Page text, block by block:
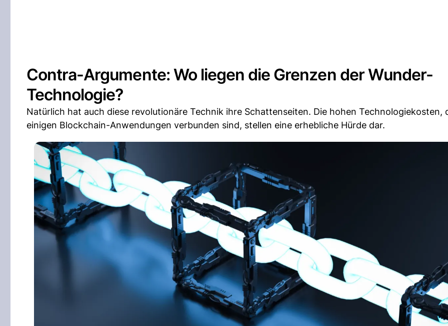
Contra-Argumente: Wo liegen die Grenzen der Wunder-
Technologie?
Natürlich hat auch diese revolutionäre Technik ihre Schattenseiten. Die hohen Technologiekosten,
einigen Blockchain-Anwendungen verbunden sind, stellen eine erhebliche Hürde dar.